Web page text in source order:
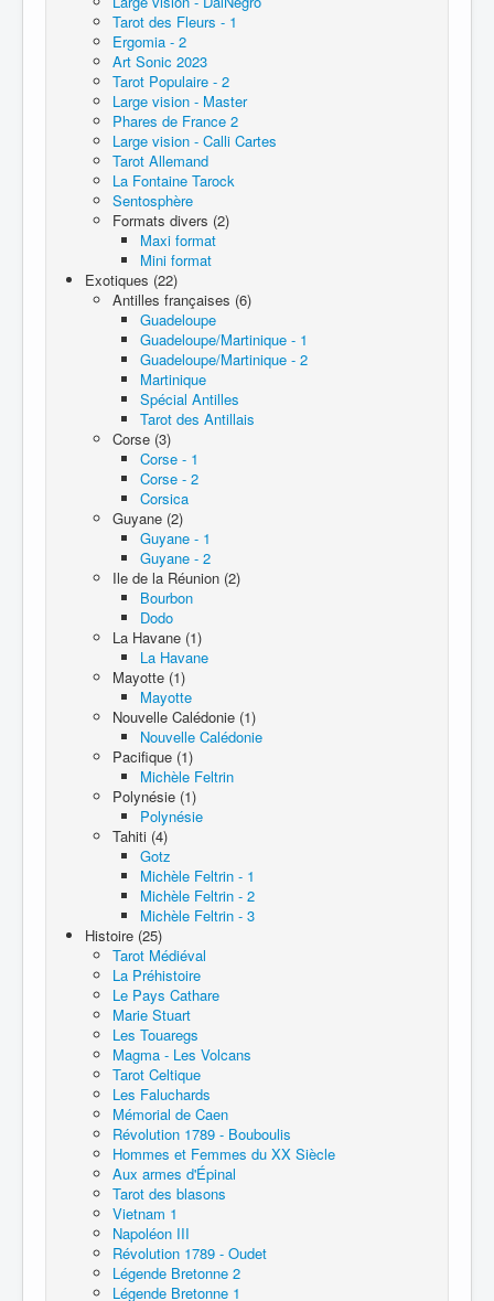
Tarot des Fleurs - 1
Ergomia - 2
Art Sonic 2023
Tarot Populaire - 2
Large vision - Master
Phares de France 2
Large vision - Calli Cartes
Tarot Allemand
La Fontaine Tarock
Sentosphère
Formats divers (2)
Maxi format
Mini format
Exotiques (22)
Antilles françaises (6)
Guadeloupe
Guadeloupe/Martinique - 1
Guadeloupe/Martinique - 2
Martinique
Spécial Antilles
Tarot des Antillais
Corse (3)
Corse - 1
Corse - 2
Corsica
Guyane (2)
Guyane - 1
Guyane - 2
Ile de la Réunion (2)
Bourbon
Dodo
La Havane (1)
La Havane
Mayotte (1)
Mayotte
Nouvelle Calédonie (1)
Nouvelle Calédonie
Pacifique (1)
Michèle Feltrin
Polynésie (1)
Polynésie
Tahiti (4)
Gotz
Michèle Feltrin - 1
Michèle Feltrin - 2
Michèle Feltrin - 3
Histoire (25)
Tarot Médiéval
La Préhistoire
Le Pays Cathare
Marie Stuart
Les Touaregs
Magma - Les Volcans
Tarot Celtique
Les Faluchards
Mémorial de Caen
Révolution 1789 - Bouboulis
Hommes et Femmes du XX Siècle
Aux armes d'Épinal
Tarot des blasons
Vietnam 1
Napoléon III
Révolution 1789 - Oudet
Légende Bretonne 2
Légende Bretonne 1